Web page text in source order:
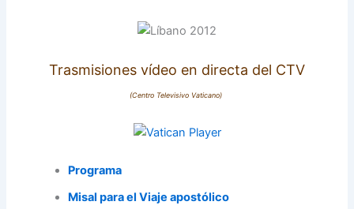
Trasmisiones vídeo en directa del CTV
(Centro Televisivo Vaticano)
Programa
Misal para el Viaje apostólico